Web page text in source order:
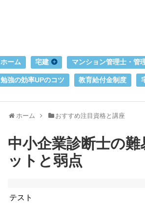
ホーム 宅建 マンション管理士・管
勉強の効率UPのコツ 教育給付金制度
ホーム おすすめ注目資格と講座
中小企業診断士の
ットと弱点
テスト